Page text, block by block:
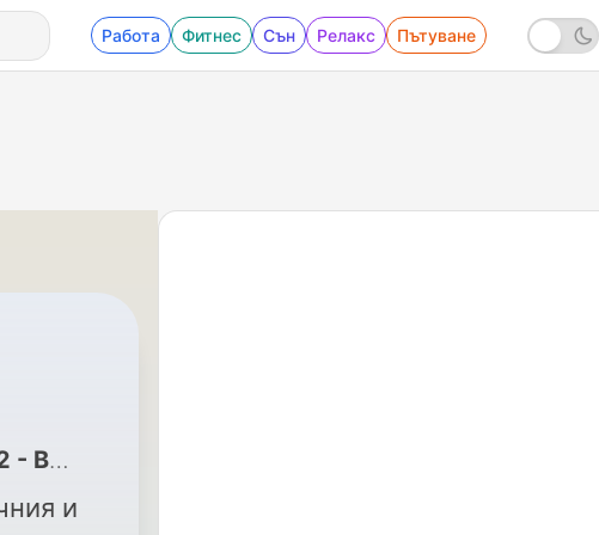
Работа Фитнес Сън Релакс Пътуване
глава) | Издателство "Българска илюстрация"
и